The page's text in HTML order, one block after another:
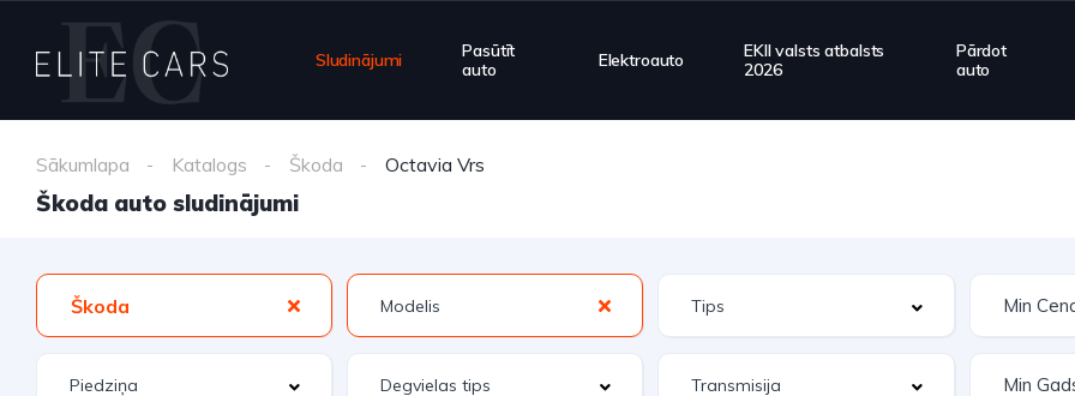
Sludinājumi
Pasūtīt
auto
Elektroauto
EKII valsts atbalsts
2026
Pārdot
auto
Sākumlapa Katalogs Škoda Octavia Vrs
Škoda auto sludinājumi
Škoda